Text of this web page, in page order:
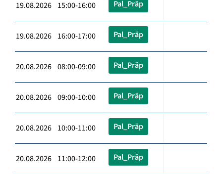
19.08.2026 15:00-16:00 Pal_Präp
19.08.2026 16:00-17:00 Pal_Präp
20.08.2026 08:00-09:00 Pal_Präp
20.08.2026 09:00-10:00 Pal_Präp
20.08.2026 10:00-11:00 Pal_Präp
20.08.2026 11:00-12:00 Pal_Präp